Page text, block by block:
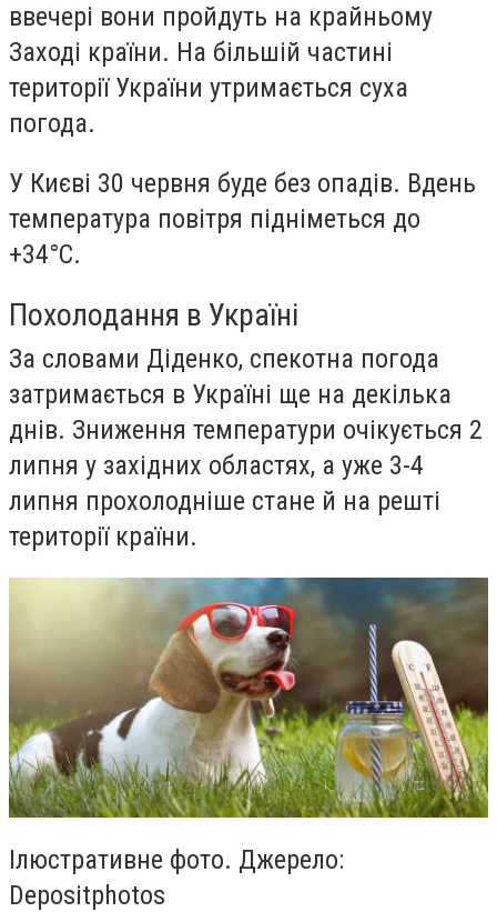
ввечері вони пройдуть на крайньому
Заході країни. На більшій частині
території України утримається суха
погода.
У Києві 30 червня буде без опадів. Вдень
температура повітря підніметься до
+34°С.
Похолодання в Україні
За словами Діденко, спекотна погода
затримається в Україні ще на декілька
днів. Зниження температури очікується 2
липня у західних областях, а уже 3-4
липня прохолодніше стане й на решті
території країни.
Ілюстративне фото. Джерело:
Depositphotos